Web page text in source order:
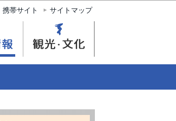
携帯サイト サイトマップ